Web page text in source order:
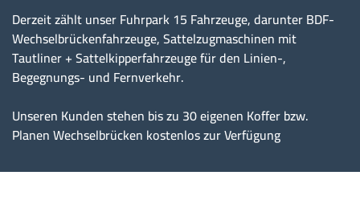
Derzeit zählt unser Fuhrpark 15 Fahrzeuge, darunter BDF-
Wechselbrückenfahrzeuge, Sattelzugmaschinen mit
Tautliner + Sattelkipperfahrzeuge für den Linien-,
Begegnungs- und Fernverkehr.
Unseren Kunden stehen bis zu 30 eigenen Koffer bzw.
Planen Wechselbrücken kostenlos zur Verfügung